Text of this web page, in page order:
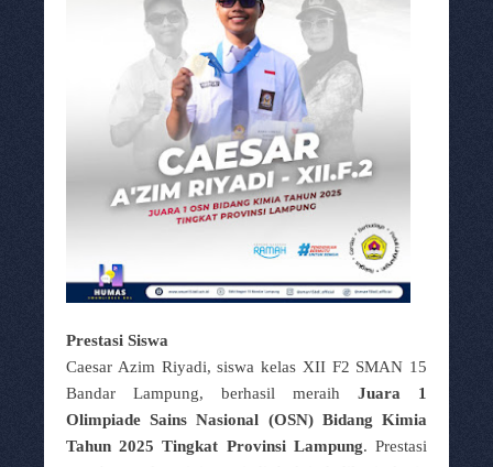
Prestasi Siswa
Caesar Azim Riyadi, siswa kelas XII F2 SMAN 15
Bandar Lampung, berhasil meraih Juara 1
Olimpiade Sains Nasional (OSN) Bidang Kimia
Tahun 2025 Tingkat Provinsi Lampung. Prestasi